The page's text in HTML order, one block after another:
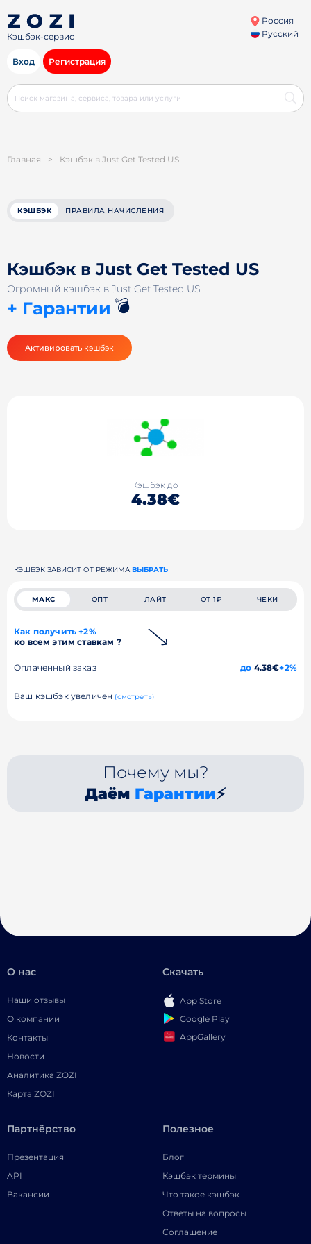
Кэшбэк-сервис
Россия
Русский
Вход Регистрация
Главная > Кэшбэк в Just Get Tested US
КЭШБЭК ПРАВИЛА НАЧИСЛЕНИЯ
Кэшбэк в Just Get Tested US
Огромный кэшбэк в Just Get Tested US
+ Гарантии 💣
Активировать кэшбэк
Кэшбэк до
4.38€
КЭШБЭК ЗАВИСИТ ОТ РЕЖИМА ВЫБРАТЬ
МАКС ОПТ ЛАЙТ ОТ 1₽ ЧЕКИ
Как получить +2%
ко всем этим ставкам ?
Оплаченный заказ до 4.38€+2%
Ваш кэшбэк увеличен (смотреть)
Почему мы?
Даём Гарантии⚡
О нас
Наши отзывы
О компании
Контакты
Новости
Аналитика ZOZI
Карта ZOZI
Скачать
App Store
Google Play
AppGallery
Партнёрство
Презентация
API
Вакансии
Полезное
Блог
Кэшбэк термины
Что такое кэшбэк
Ответы на вопросы
Соглашение